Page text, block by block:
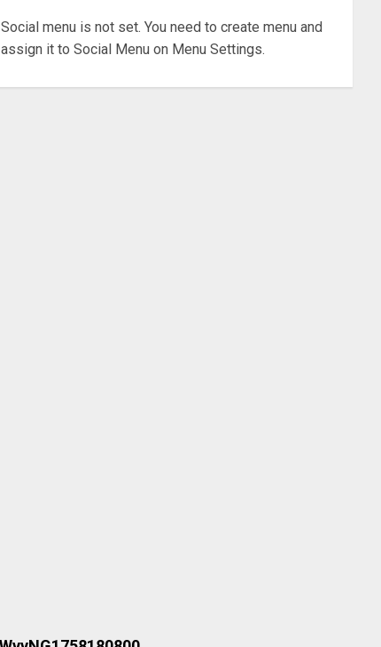
Social menu is not set. You need to create menu and
assign it to Social Menu on Menu Settings.